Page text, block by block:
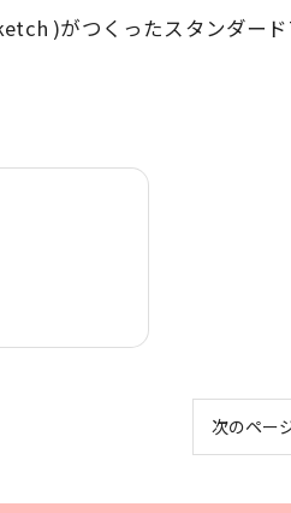
)がつくったスタンダー
次のペー